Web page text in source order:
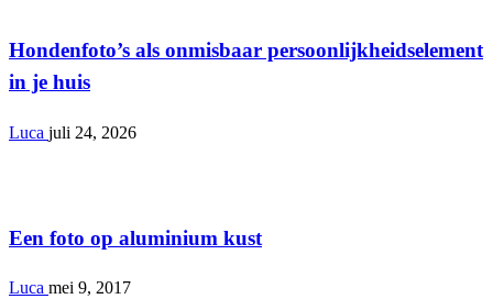
Hondenfoto’s als onmisbaar persoonlijkheidselement
in je huis
Luca juli 24, 2026
Een foto op aluminium kust
Luca mei 9, 2017